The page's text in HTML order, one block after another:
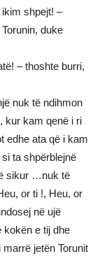
shpejt! –
duke
– thoshte burri,
nuk të ndihmon
kur kam qenë i ri
edhe ata që i kam
ta shpërblejnë
sikur …nuk të
or ti !, Heu, or
në ujë
kokën e tij dhe
jetën Torunit